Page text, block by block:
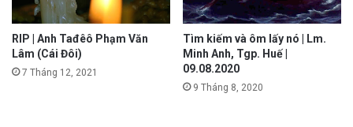
RIP | Anh Tađêô Phạm Văn
Lâm (Cái Đôi)
7 Tháng 12, 2021
Tìm kiếm và ôm lấy nó | Lm.
Minh Anh, Tgp. Huế |
09.08.2020
9 Tháng 8, 2020